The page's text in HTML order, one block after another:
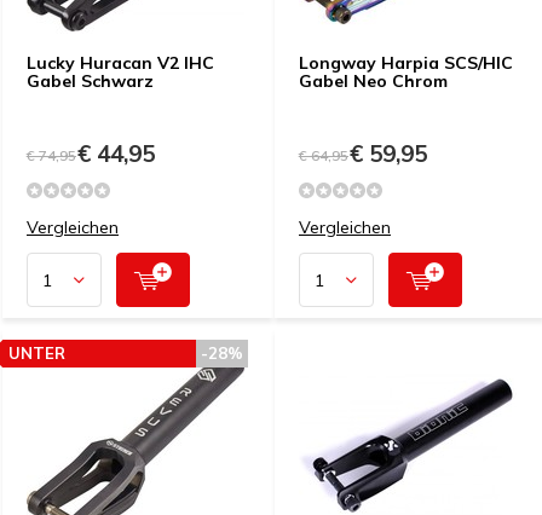
Lucky Huracan V2 IHC
Gabel Schwarz
€ 74,95€ 44,95
Vergleichen
Longway Harpia SCS/HIC
Gabel Neo Chrom
€ 64,95€ 59,95
Vergleichen
-28%
UNTER